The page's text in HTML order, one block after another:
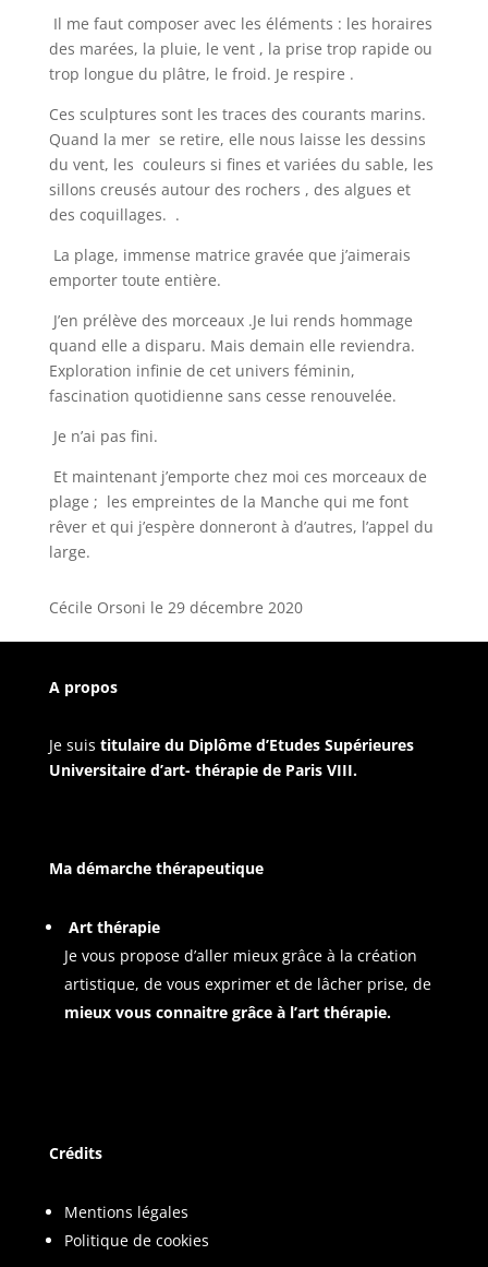
Il me faut composer avec les éléments : les horaires
des marées, la pluie, le vent , la prise trop rapide ou
trop longue du plâtre, le froid. Je respire .
Ces sculptures sont les traces des courants marins.
Quand la mer se retire, elle nous laisse les dessins
du vent, les couleurs si fines et variées du sable, les
sillons creusés autour des rochers , des algues et
des coquillages. .
La plage, immense matrice gravée que j’aimerais
emporter toute entière.
J’en prélève des morceaux .Je lui rends hommage
quand elle a disparu. Mais demain elle reviendra.
Exploration infinie de cet univers féminin,
fascination quotidienne sans cesse renouvelée.
Je n’ai pas fini.
Et maintenant j’emporte chez moi ces morceaux de
plage ; les empreintes de la Manche qui me font
rêver et qui j’espère donneront à d’autres, l’appel du
large.
Cécile Orsoni le 29 décembre 2020
A propos
Je suis titulaire du Diplôme d’Etudes Supérieures
Universitaire d’art- thérapie de Paris VIII.
Ma démarche thérapeutique
Art thérapie
Je vous propose d’aller mieux grâce à la création
artistique, de vous exprimer et de lâcher prise, de
mieux vous connaitre grâce à l’art thérapie.
Crédits
Mentions légales
Politique de cookies